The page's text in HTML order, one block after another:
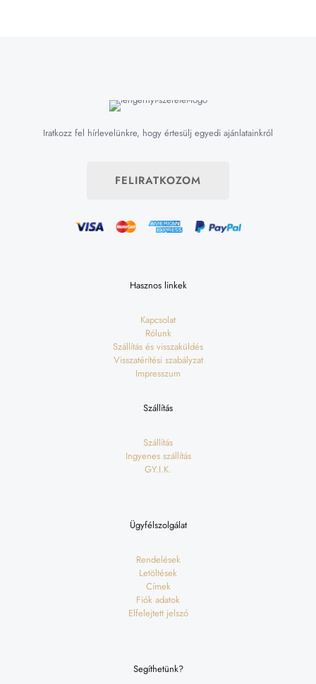
Iratkozz fel hírlevelünkre, hogy értesülj egyedi ajánlatainkról
FELIRATKOZOM
Hasznos linkek
Kapcsolat
Rólunk
Szállítás és visszaküldés
Visszatérítési szabályzat
Impresszum
Szállítás
Szállítás
Ingyenes szállítás
GY.I.K.
Ügyfélszolgálat
Rendelések
Letöltések
Címek
Fiók adatok
Elfelejtett jelszó
Segíthetünk?